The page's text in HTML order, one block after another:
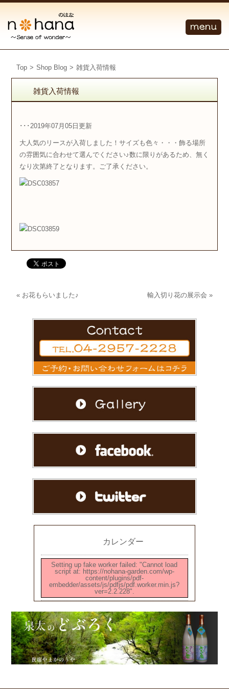
Top > Shop Blog > 雑貨入荷情報
雑貨入荷情報
･･･2019年07月05日更新
大人気のリースが入荷しました！サイズも色々・・・飾る場所
の雰囲気に合わせて選んでください♪数に限りがあるため、無く
なり次第終了となります。ご了承ください。
« お花もらいました♪ 輸入切り花の展示会 »
カレンダー
Setting up fake worker failed: "Cannot load
script at: https://nohana-garden.com/wp-
content/plugins/pdf-
embedder/assets/js/pdfjs/pdf.worker.min.js?
ver=2.2.228".